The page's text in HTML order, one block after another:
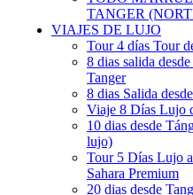
TANGER
VIAJES DE LUJO
Tour 4 días Tour
8 dias salida
Tanger
8 dias Salida
Viaje 8 Días Lujo
10 dias desde
lujo)
Tour 5 Días Lujo
Sahara Premium
20 dias desde